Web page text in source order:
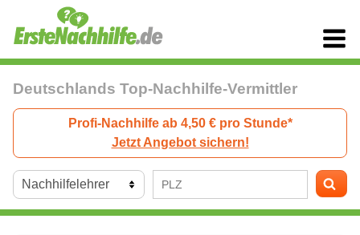
Deutschlands Top-Nachhilfe-Vermittler
Profi-Nachhilfe ab 4,50 € pro Stunde*
Jetzt Angebot sichern!